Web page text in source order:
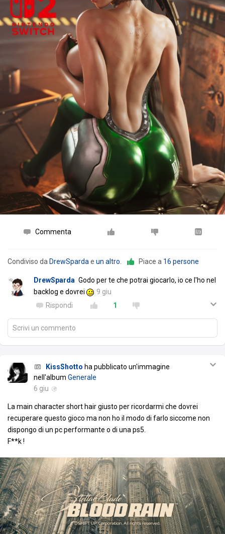
Commenta
Condiviso da DrewSparda e un altro Piace a 16 persone
DrewSparda Godo per te che potrai giocarlo, io ce l'ho nel
backlog e dovrei
9 giu
Rispondi
1
Scrivi un commento
KissShotto ha pubblicato un'immagine
nell'album Generale
6 giu
La main character short hair giusto per ricordarmi che dovrei
recuperare questo gioco ma non ho il modo di farlo siccome non
dispongo di un pc performante o di una ps5.
F**k !